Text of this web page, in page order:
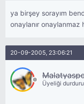
ya birşey sorayım
onaylanır onaylanmaz
20-09-2005, 23:06:21
Üyeliği